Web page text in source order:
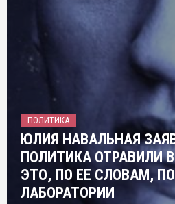
ПОЛИТИКА
ЮЛИЯ НАВАЛЬНАЯ
ПОЛИТИКА ОТРАВИЛИ
ЭТО, ПО ЕЕ СЛОВАМ,
ЛАБОРАТОРИИ